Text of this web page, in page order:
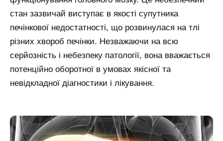
стан зазвичай виступає в якості супутника
печінкової недостатності, що розвинулася на тлі
різних хвороб печінки. Незважаючи на всю
серйозність і небезпеку патології, вона вважається
потенційно оборотної в умовах якісної та
невідкладної діагностики і лікування.